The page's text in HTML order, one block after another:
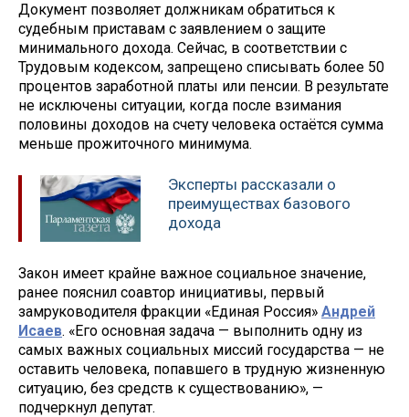
Документ позволяет должникам обратиться к
судебным приставам с заявлением о защите
минимального дохода. Сейчас, в соответствии с
Трудовым кодексом, запрещено списывать более 50
процентов заработной платы или пенсии. В результате
не исключены ситуации, когда после взимания
половины доходов на счету человека остаётся сумма
меньше прожиточного минимума.
Эксперты рассказали о
преимуществах базового
дохода
Закон имеет крайне важное социальное значение,
ранее пояснил соавтор инициативы, первый
замруководителя фракции «Единая Россия» Андрей
Исаев. «Его основная задача — выполнить одну из
самых важных социальных миссий государства — не
оставить человека, попавшего в трудную жизненную
ситуацию, без средств к существованию», —
подчеркнул депутат.